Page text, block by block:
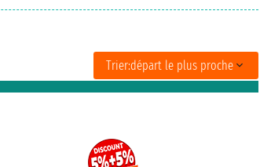
Trier:départ le plus proche